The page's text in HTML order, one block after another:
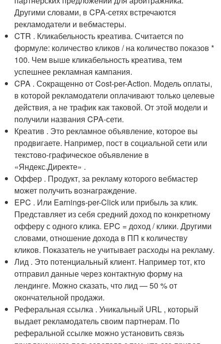
Другими словами, в CPA-сетях встречаются
рекламодатели и вебмастеры.
CTR . Кликабельность креатива. Считается по
формуле: количество кликов / на количество показов *
100. Чем выше кликабельность креатива, тем
успешнее рекламная кампания.
CPA . Сокращенно от Cost-per-Action. Модель оплаты,
в которой рекламодатели оплачивают только целевые
действия, а не трафик как таковой. От этой модели и
получили названия CPA-сети.
Креатив . Это рекламное объявление, которое вы
продвигаете. Например, пост в социальной сети или
текстово-графическое объявление в
«Яндекс.Директе» .
Оффер . Продукт, за рекламу которого вебмастер
может получить вознаграждение.
EPC . Или Earnings-per-Click или прибыль за клик.
Представляет из себя средний доход по конкретному
офферу с одного клика. EPC = доход / клики. Другими
словами, отношение дохода в ПП к количеству
кликов. Показатель не учитывает расходы на рекламу.
Лид . Это потенциальный клиент. Например тот, кто
отправил данные через контактную форму на
лендинге. Можно сказать, что лид — 50 % от
окончательной продажи.
Реферальная ссылка . Уникальный URL , который
выдает рекламодатель своим партнерам. По
реферальной ссылке можно установить связь